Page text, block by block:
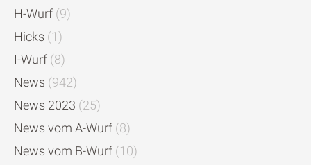
H-Wurf (9)
Hicks (1)
I-Wurf (8)
News (942)
News 2023 (25)
News vom A-Wurf (8)
News vom B-Wurf (10)